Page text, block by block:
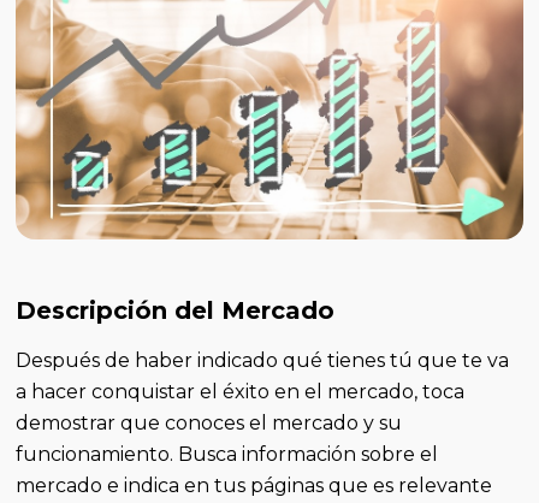
Descripción del Mercado
Después de haber indicado qué tienes tú que te va
a hacer conquistar el éxito en el mercado, toca
demostrar que conoces el mercado y su
funcionamiento. Busca información sobre el
mercado e indica en tus páginas que es relevante